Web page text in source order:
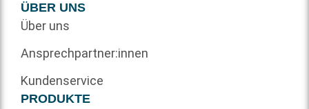
ÜBER UNS
Über uns
Ansprechpartner:innen
Kundenservice
PRODUKTE